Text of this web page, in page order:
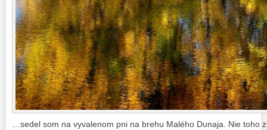
…sedel som na vyvalenom pni na brehu Malého Dunaja. Nie toho